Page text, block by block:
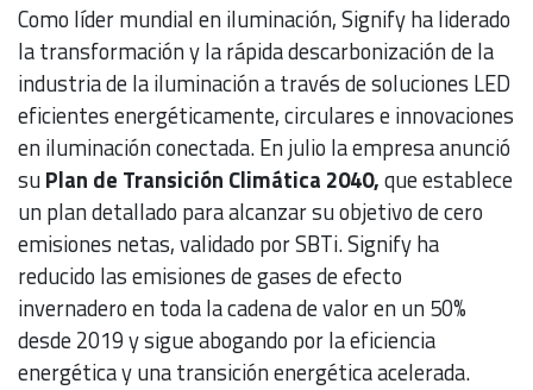
Como líder mundial en iluminación, Signify ha liderado
la transformación y la rápida descarbonización de la
industria de la iluminación a través de soluciones LED
eficientes energéticamente, circulares e innovaciones
en iluminación conectada. En julio la empresa anunció
suPlan de Transición Climática 2040,que establece
un plan detallado para alcanzar su objetivo de cero
emisiones netas, validado por SBTi. Signify ha
reducido las emisiones de gases de efecto
invernadero en toda la cadena de valor en un 50%
desde 2019 y sigue abogando por la eficiencia
energética y una transición energética acelerada.